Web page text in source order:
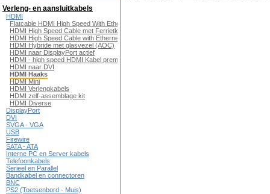
Verleng- en aansluitkabels
HDMI
Flatcable HDMI High Speed With Ethernet
HDMI High Speed Cable met Ferrietkern
HDMI High Speed Cable with Ethernet
HDMI Hybride met glasvezel (AOC)
HDMI naar DisplayPort actief
HDMI - high speed HDMI Kabel premium
HDMI naar DVI
HDMI Haaks
HDMI Mini
HDMI Verlengkabels
HDMI zelf-assemblage kit
HDMI Diverse
DisplayPort
DVI
SVGA - VGA
USB
Firewire
SATA - ATA
Interne PC en Server kabels
Telefoonkabels
Serieel en Parallel
Bandkabel en connectoren
BNC
PS2 (Toetsenbord - Muis)